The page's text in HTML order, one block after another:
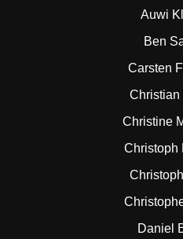
Auwi
Ben
Carsten
Christian
Christine
Christoph
Daniel